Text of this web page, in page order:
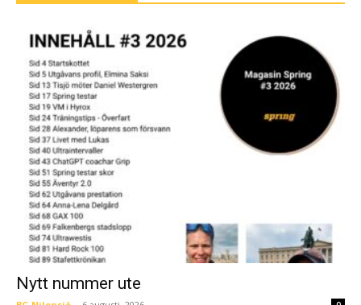
Nytt nummer ute